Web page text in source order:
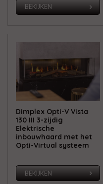
BEKIJKEN
Dimplex Opti-V Vista
130 III 3-zijdig
Elektrische
inbouwhaard met het
Opti-Virtual systeem
BEKIJKEN